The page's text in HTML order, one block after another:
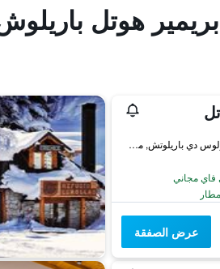
هوتل
Av Bustillo Km 115, سان كارلوس دي باريلوتش, محافظة ريو نيغرو, الأرجنتين
فاي مجاني
عرض الصفقة